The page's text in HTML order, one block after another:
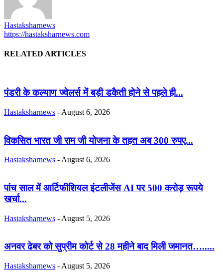
Hastaksharnews
https://hastaksharnews.com
RELATED ARTICLES
पंडरी के कल्याण ज्वेलर्स में बड़ी डकैती होने से पहले ही...
Hastaksharnews - August 6, 2026
विकसित भारत जी राम जी योजना के तहत अब 300 रुपए...
Hastaksharnews - August 6, 2026
पांच साल में आर्टिफीशियल इंटलीजेंस AI पर 500 करोड़ रूपये
खर्चा...
Hastaksharnews - August 5, 2026
अनवर ढेबर को सुप्रीम कोर्ट से 28 महीने बाद मिली जमानत….....
Hastaksharnews - August 5, 2026